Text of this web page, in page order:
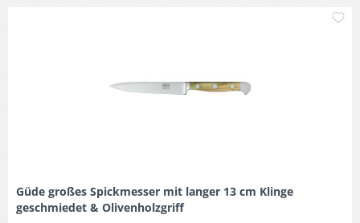
Güde großes Spickmesser mit langer 13 cm Klinge
geschmiedet & Olivenholzgriff